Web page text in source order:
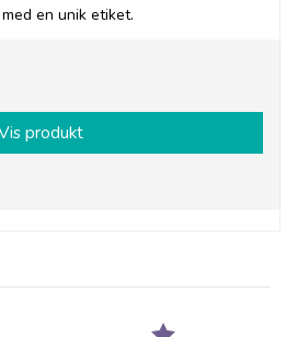
en unik etiket.
produkt